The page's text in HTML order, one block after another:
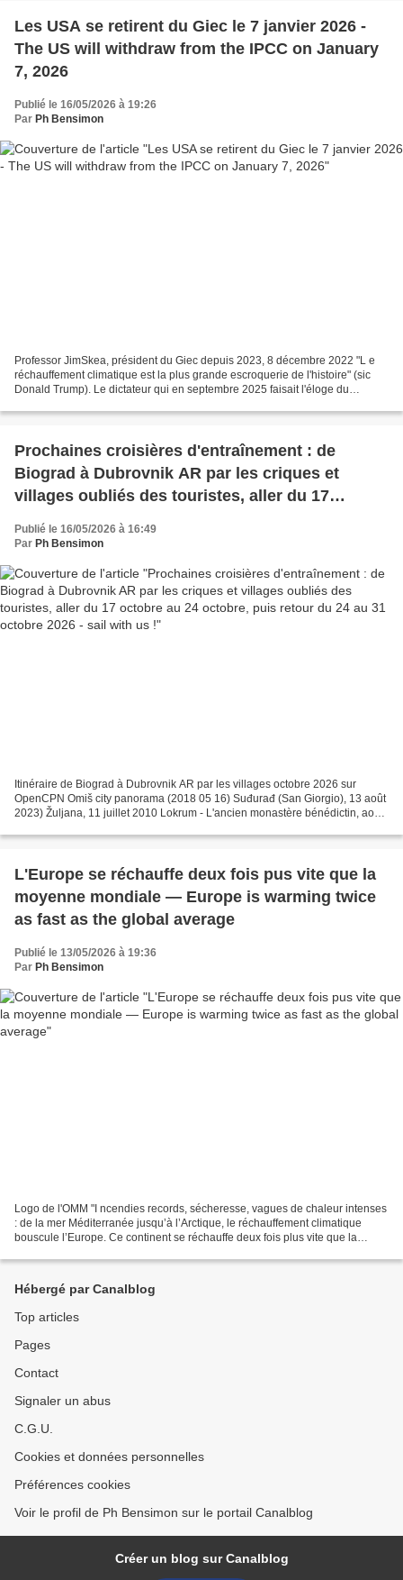
Les USA se retirent du Giec le 7 janvier 2026 -
The US will withdraw from the IPCC on January
7, 2026
Publié le 16/05/2026 à 19:26
Par Ph Bensimon
Professor JimSkea, président du Giec depuis 2023, 8 décembre 2022 "L e
réchauffement climatique est la plus grande escroquerie de l'histoire" (sic
Donald Trump). Le dictateur qui en septembre 2025 faisait l'éloge du
Prochaines croisières d'entraînement : de
Biograd à Dubrovnik AR par les criques et
villages oubliés des touristes, aller du 17
octobre 2026 - sail with us !
Publié le 16/05/2026 à 16:49
Par Ph Bensimon
Itinéraire de Biograd à Dubrovnik AR par les villages octobre 2026 sur
OpenCPN Omiš city panorama (2018 05 16) Suđurađ (San Giorgio), 13 août
2023) Žuljana, 11 juillet 2010 Lokrum - L'ancien monastère bénédictin, août
L'Europe se réchauffe deux fois pus vite que la
moyenne mondiale — Europe is warming twice
as fast as the global average
Publié le 13/05/2026 à 19:36
Par Ph Bensimon
Logo de l'OMM "I ncendies records, sécheresse, vagues de chaleur intenses
: de la mer Méditerranée jusqu’à l’Arctique, le réchauffement climatique
bouscule l’Europe. Ce continent se réchauffe deux fois plus vite que la
Hébergé par Canalblog
Top articles
Pages
Contact
Signaler un abus
C.G.U.
Cookies et données personnelles
Préférences cookies
Voir le profil de Ph Bensimon sur le portail Canalblog
Créer un blog sur Canalblog